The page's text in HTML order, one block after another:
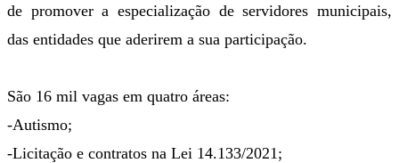
de promover a especialização de servidores municipais,
das entidades que aderirem a sua participação.
São 16 mil vagas em quatro áreas:
-Autismo;
-Licitação e contratos na Lei 14.133/2021;